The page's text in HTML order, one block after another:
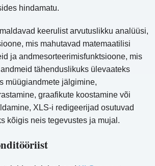
hindamatu.
keerulist arvutuslikku analüüsi,
mis mahutavad matemaatilisi
ja andmesorteerimisfunktsioone, mis
tähenduslikuks ülevaateks
müügiandmete jälgimine,
graafikute koostamine või
XLS-i redigeerijad osutuvad
kõigis neis tegevustes ja mujal.